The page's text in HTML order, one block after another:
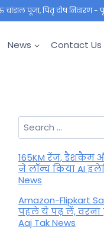
पूजा, पितृ दोष निवारण -
News Contact Us
Search
for:
165KM रेंज, डैशकैम
ने लॉन्च किया AI
News
Amazon-Flipkart
पहले ये पढ़ लें, वरना
Aaj Tak News